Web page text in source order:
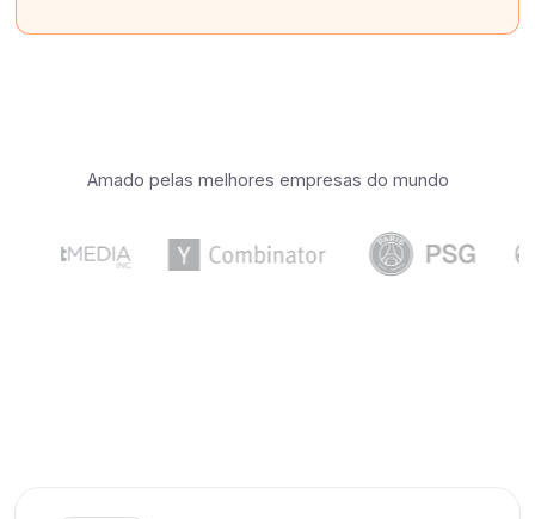
Amado pelas melhores empresas do mundo